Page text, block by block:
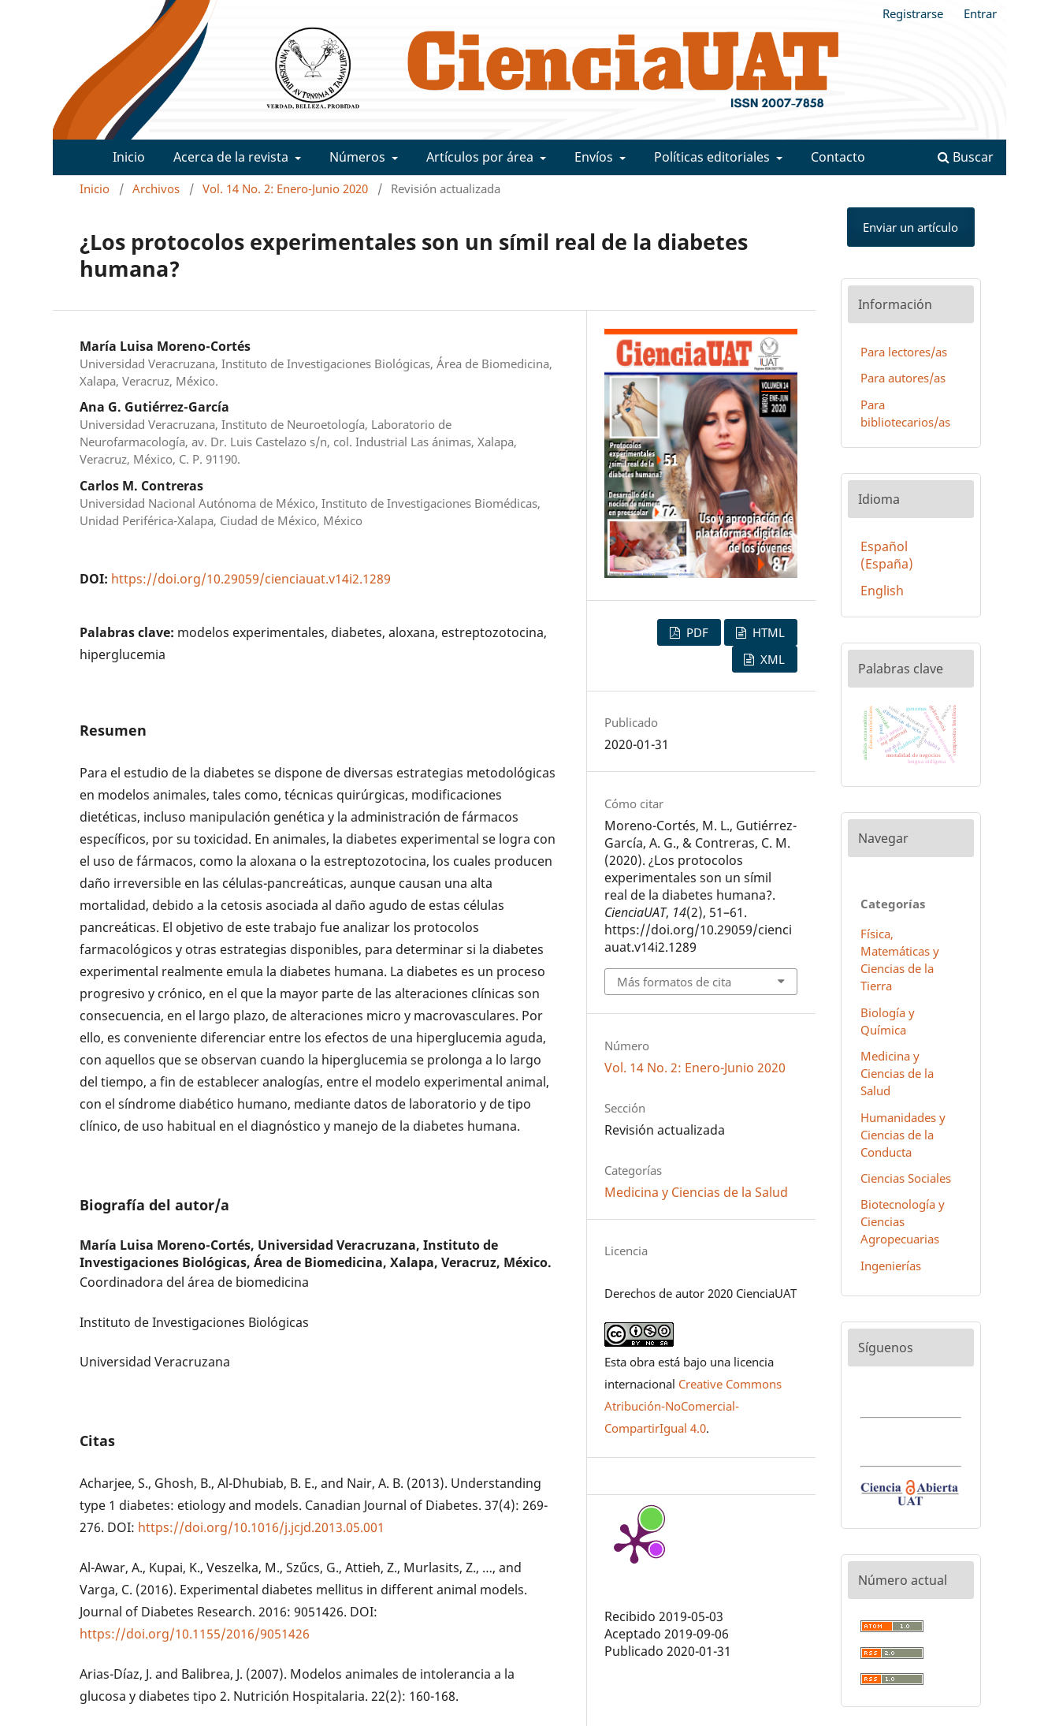
Inicio Acerca de la revista Números Artículos por área Envíos Políticas editoriales Contacto Buscar
Registrarse Entrar
Inicio / Archivos / Vol. 14 No. 2: Enero-Junio 2020 / Revisión actualizada
¿Los protocolos experimentales son un símil real de la diabetes
humana?
María Luisa Moreno-Cortés
Universidad Veracruzana, Instituto de Investigaciones Biológicas, Área de Biomedicina,
Xalapa, Veracruz, México.
Ana G. Gutiérrez-García
Universidad Veracruzana, Instituto de Neuroetología, Laboratorio de
Neurofarmacología, av. Dr. Luis Castelazo s/n, col. Industrial Las ánimas, Xalapa,
Veracruz, México, C. P. 91190.
Carlos M. Contreras
Universidad Nacional Autónoma de México, Instituto de Investigaciones Biomédicas,
Unidad Periférica-Xalapa, Ciudad de México, México
DOI: https://doi.org/10.29059/cienciauat.v14i2.1289
Palabras clave: modelos experimentales, diabetes, aloxana, estreptozotocina,
hiperglucemia
Resumen
Para el estudio de la diabetes se dispone de diversas estrategias metodológicas
en modelos animales, tales como, técnicas quirúrgicas, modificaciones
dietéticas, incluso manipulación genética y la administración de fármacos
específicos, por su toxicidad. En animales, la diabetes experimental se logra con
el uso de fármacos, como la aloxana o la estreptozotocina, los cuales producen
daño irreversible en las células-pancreáticas, aunque causan una alta
mortalidad, debido a la cetosis asociada al daño agudo de estas células
pancreáticas. El objetivo de este trabajo fue analizar los protocolos
farmacológicos y otras estrategias disponibles, para determinar si la diabetes
experimental realmente emula la diabetes humana. La diabetes es un proceso
progresivo y crónico, en el que la mayor parte de las alteraciones clínicas son
consecuencia, en el largo plazo, de alteraciones micro y macrovasculares. Por
ello, es conveniente diferenciar entre los efectos de una hiperglucemia aguda,
con aquellos que se observan cuando la hiperglucemia se prolonga a lo largo
del tiempo, a fin de establecer analogías, entre el modelo experimental animal,
con el síndrome diabético humano, mediante datos de laboratorio y de tipo
clínico, de uso habitual en el diagnóstico y manejo de la diabetes humana.
Biografía del autor/a
María Luisa Moreno-Cortés, Universidad Veracruzana, Instituto de
Investigaciones Biológicas, Área de Biomedicina, Xalapa, Veracruz, México.
Coordinadora del área de biomedicina
Instituto de Investigaciones Biológicas
Universidad Veracruzana
Citas
Acharjee, S., Ghosh, B., Al-Dhubiab, B. E., and Nair, A. B. (2013). Understanding
type 1 diabetes: etiology and models. Canadian Journal of Diabetes. 37(4): 269-
276. DOI: https://doi.org/10.1016/j.jcjd.2013.05.001
Al-Awar, A., Kupai, K., Veszelka, M., Szűcs, G., Attieh, Z., Murlasits, Z., …, and
Varga, C. (2016). Experimental diabetes mellitus in different animal models.
Journal of Diabetes Research. 2016: 9051426. DOI:
https://doi.org/10.1155/2016/9051426
Arias-Díaz, J. and Balibrea, J. (2007). Modelos animales de intolerancia a la
glucosa y diabetes tipo 2. Nutrición Hospitalaria. 22(2): 160-168.
PDF
HTML
XML
Publicado
2020-01-31
Cómo citar
Moreno-Cortés, M. L., Gutiérrez-
García, A. G., & Contreras, C. M.
(2020). ¿Los protocolos
experimentales son un símil
real de la diabetes humana?.
CienciaUAT, 14(2), 51–61.
https://doi.org/10.29059/cienci
auat.v14i2.1289
Más formatos de cita
Número
Vol. 14 No. 2: Enero-Junio 2020
Sección
Revisión actualizada
Categorías
Medicina y Ciencias de la Salud
Licencia
Derechos de autor 2020 CienciaUAT
Esta obra está bajo una licencia
internacional Creative Commons
Atribución-NoComercial-
CompartirIgual 4.0.
Recibido 2019-05-03
Aceptado 2019-09-06
Publicado 2020-01-31
Enviar un artículo
Información
Para lectores/as
Para autores/as
Para
bibliotecarios/as
Idioma
Español
(España)
English
Palabras clave
depresiónestudiantes universitarios
diferencias de sexo
salud mentalg-cuádruples
virus de humanos
genomas
antivirales
dianas moleculares delincuencia
mortalidad de negocios
perú
análisis econométrico
lengua indígena
hñähñu
español
red neuronal compuestos fenólicos
méxico
Navegar
Categorías
Física,
Matemáticas y
Ciencias de la
Tierra
Biología y
Química
Medicina y
Ciencias de la
Salud
Humanidades y
Ciencias de la
Conducta
Ciencias Sociales
Biotecnología y
Ciencias
Agropecuarias
Ingenierías
Síguenos
Número actual